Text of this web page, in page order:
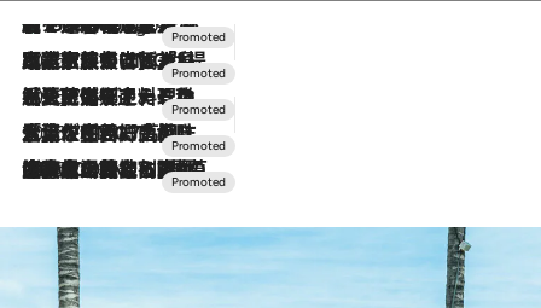
7 Hours Ago
【トンボの足水浴】ヒノキの香りに包まれて涼感マックス！約13℃の湧水かけ流しを避暑地「星野温泉 トンボの湯」で体験
2026.7.31
【ホテル帰省】という選択肢をOMOが提案。家族とほどよい距離を保つには「昼は実家、夜は気兼ねなくホテルで！」
2026.7.24
【夏限定ディナーコース】旬を迎える稚鮎や花ズッキーニなどをイタリア・トスカーナの郷土料理の手法で満喫！
2026.7.17
「土佐和ハーブかき氷」がOMO7高知に登場！生姜、山椒、大葉など目にも舌にも涼を呼ぶ郷土の味
2026.7.10
NEW OPEN！【界 草津】名湯の地に誕生。趣の異なる2種の温泉と上州ならではの会席・蕎麦割烹など美食を味わう究極の癒やし旅